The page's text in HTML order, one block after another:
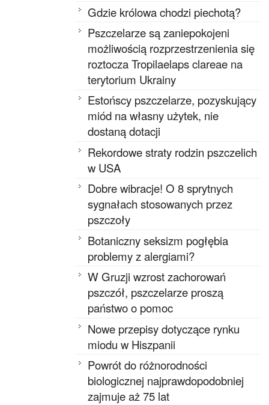
Gdzie królowa chodzi piechotą?
Pszczelarze są zaniepokojeni
możliwością rozprzestrzenienia się
roztocza Tropilaelaps clareae na
terytorium Ukrainy
Estońscy pszczelarze, pozyskujący
miód na własny użytek, nie
dostaną dotacji
Rekordowe straty rodzin pszczelich
w USA
Dobre wibracje! O 8 sprytnych
sygnałach stosowanych przez
pszczoły
Botaniczny seksizm pogłębia
problemy z alergiami?
W Gruzji wzrost zachorowań
pszczół, pszczelarze proszą
państwo o pomoc
Nowe przepisy dotyczące rynku
miodu w Hiszpanii
Powrót do różnorodności
biologicznej najprawdopodobniej
zajmuje aż 75 lat